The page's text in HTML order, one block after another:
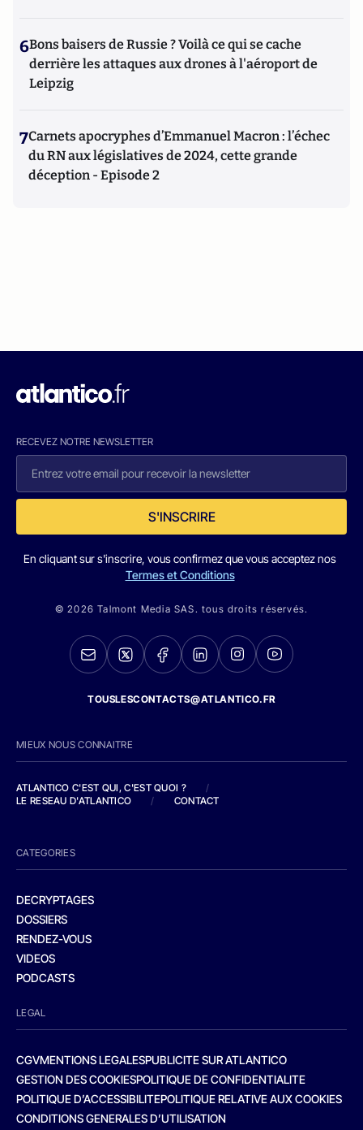
6Bons baisers de Russie ? Voilà ce qui se cache
derrière les attaques aux drones à l'aéroport de
Leipzig
7Carnets apocryphes d’Emmanuel Macron : l’échec
du RN aux législatives de 2024, cette grande
déception - Episode 2
RECEVEZ NOTRE NEWSLETTER
S'INSCRIRE
En cliquant sur s'inscrire, vous confirmez que vous acceptez nos
Termes et Conditions
© 2026 Talmont Media SAS. tous droits réservés.
TOUSLESCONTACTS@ATLANTICO.FR
MIEUX NOUS CONNAITRE
ATLANTICO C'EST QUI, C'EST QUOI ?
/
LE RESEAU D'ATLANTICO
/ CONTACT
CATEGORIES
DECRYPTAGES
DOSSIERS
RENDEZ-VOUS
VIDEOS
PODCASTS
LEGAL
CGVMENTIONS LEGALESPUBLICITE SUR ATLANTICO
GESTION DES COOKIESPOLITIQUE DE CONFIDENTIALITE
POLITIQUE D’ACCESSIBILITEPOLITIQUE RELATIVE AUX COOKIES
CONDITIONS GENERALES D’UTILISATION